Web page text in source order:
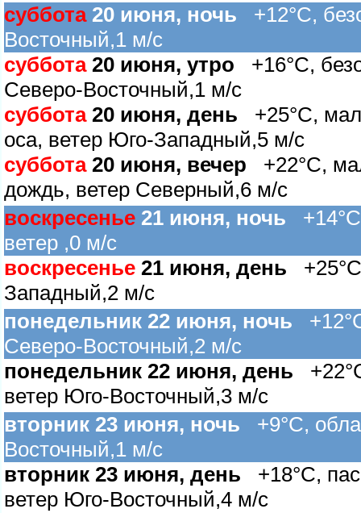
суббота20 июня, ночь +12°C,
осточный,1 м/с
суббота20 июня, утро +16°C,
Северо-Восточный,1 м/с
суббота20 июня, день +25°C,
оса, ветер Юго-Западный,5 м/с
суббота20 июня, вечер +22°C,
дождь, ветер Северный,6 м/с
оскресенье 21 июня, ночь
етер ,0 м/с
оскресенье 21 июня, день
Западный,2 м/с
понедельник 22 июня, ночь
Северо-Восточный,2 м/с
понедельник 22 июня, день
етер Юго-Восточный,3 м/с
торник 23 июня, ночь +9°C,
осточный,1 м/с
торник 23 июня, день +18°C,
етер Юго-Восточный,4 м/с